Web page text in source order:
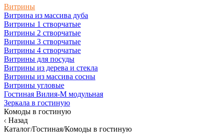
Витрины
Витрина из массива дуба
Витрины 1 створчатые
Витрины 2 створчатые
Витрины 3 створчатые
Витрины 4 створчатые
Витрины для посуды
Витрины из дерева и стекла
Витрины из массива сосны
Витрины угловые
Гостиная Вилия-М модульная
Зеркала в гостиную
Комоды в гостиную
Назад
Каталог/Гостиная/Комоды в гостиную